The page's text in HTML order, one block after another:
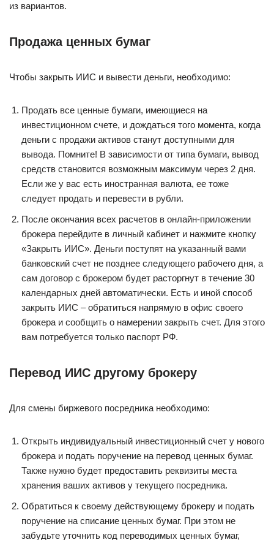
из вариантов.
Продажа ценных бумаг
Чтобы закрыть ИИС и вывести деньги, необходимо:
Продать все ценные бумаги, имеющиеся на
инвестиционном счете, и дождаться того момента, когда
деньги с продажи активов станут доступными для
вывода. Помните! В зависимости от типа бумаги, вывод
средств становится возможным максимум через 2 дня.
Если же у вас есть иностранная валюта, ее тоже
следует продать и перевести в рубли.
После окончания всех расчетов в онлайн-приложении
брокера перейдите в личный кабинет и нажмите кнопку
«Закрыть ИИС». Деньги поступят на указанный вами
банковский счет не позднее следующего рабочего дня, а
сам договор с брокером будет расторгнут в течение 30
календарных дней автоматически. Есть и иной способ
закрыть ИИС – обратиться напрямую в офис своего
брокера и сообщить о намерении закрыть счет. Для этого
вам потребуется только паспорт РФ.
Перевод ИИС другому брокеру
Для смены биржевого посредника необходимо:
Открыть индивидуальный инвестиционный счет у нового
брокера и подать поручение на перевод ценных бумаг.
Также нужно будет предоставить реквизиты места
хранения ваших активов у текущего посредника.
Обратиться к своему действующему брокеру и подать
поручение на списание ценных бумаг. При этом не
забудьте уточнить код переводимых ценных бумаг,